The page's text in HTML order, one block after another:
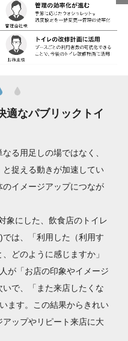
適なパブリックトイ
る用足しの場ではなく、
捉える動きが加速してい
イメージアップにつなが
象にした、飲食店のトイレ
は、「利用した（利用す
どのように感じますか」
が「お店の印象やイメージ
で、「また来店したくな
ます。この結果からきれい
ップやリピート来店に大